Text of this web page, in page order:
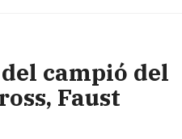
campió del
Faust